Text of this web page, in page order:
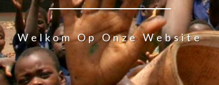
Welkom Op Onze Website